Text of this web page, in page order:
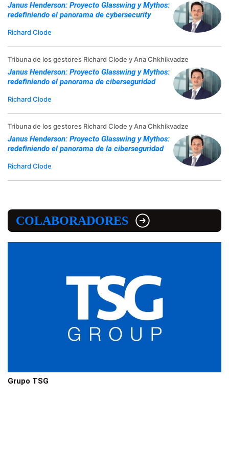
Janus Henderson: Proyecto Glasswing y Mythos:
redefiniendo el panorama de cybersecurity
Richard Clode
Tribuna de los gestores Richard Clode y Ana Chkhikvadze
Janus Henderson: Proyecto Glasswing y Mythos:
redefiniendo el panorama de ciberseguridad
Richard Clode
Tribuna de los gestores Richard Clode y Ana Chkhikvadze
Janus Henderson: Proyecto Glasswing y Mythos:
redefiniendo el panorama de la ciberseguridad
Richard Clode
COLABORADORES
Grupo TSG